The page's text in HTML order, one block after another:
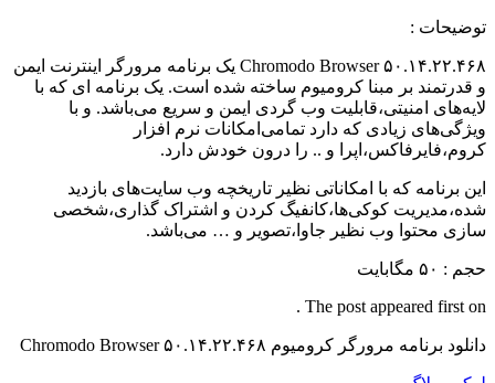
توضیحات :
Chromodo Browser ۵۰.۱۴.۲۲.۴۶۸ یک برنامه مرورگر اینترنت ایمن
و قدرتمند بر مبنا کرومیوم ساخته شده است. یک برنامه ای که با
لایه‌های امنیتی،قابلیت وب گردی ایمن و سریع می‌باشد. و با
ویژگی‌های زیادی که دارد تمامی‌امکانات نرم افزار
کروم،فایرفاکس،اپرا و .. را درون خودش دارد.
این برنامه که با امکاناتی نظیر تاریخچه وب سایت‌های بازدید
شده،مدیریت کوکی‌ها،کانفیگ کردن و اشتراک گذاری،شخصی
سازی محتوا وب نظیر جاوا،تصویر و … می‌باشد.
حجم : ۵۰ مگابایت
The post appeared first on .
دانلود برنامه مرورگر کرومیوم Chromodo Browser ۵۰.۱۴.۲۲.۴۶۸